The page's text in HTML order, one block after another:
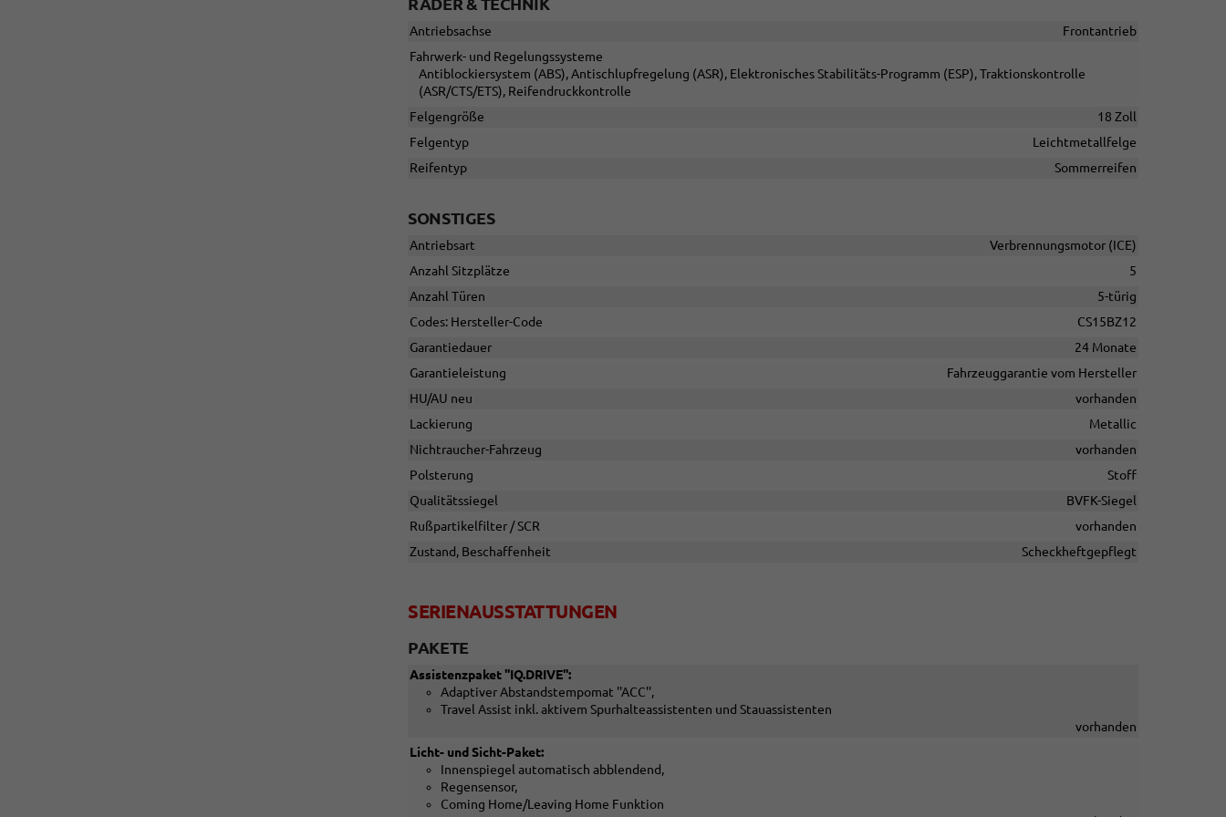
RÄDER & TECHNIK
Antriebsachse
Frontantrieb
Fahrwerk- und Regelungssysteme
Antiblockiersystem (ABS), Antischlupfregelung (ASR), Elektronisches Stabilitäts-Programm (ESP), Traktionskontrolle
(ASR/CTS/ETS), Reifendruckkontrolle
Felgengröße
18 Zoll
Felgentyp
Leichtmetallfelge
Reifentyp
Sommerreifen
SONSTIGES
Antriebsart
Verbrennungsmotor (ICE)
Anzahl Sitzplätze
5
Anzahl Türen
5-türig
Codes: Hersteller-Code
CS15BZ12
Garantiedauer
24 Monate
Garantieleistung
Fahrzeuggarantie vom Hersteller
HU/AU neu
vorhanden
Lackierung
Metallic
Nichtraucher-Fahrzeug
vorhanden
Polsterung
Stoff
Qualitätssiegel
BVFK-Siegel
Rußpartikelfilter / SCR
vorhanden
Zustand, Beschaffenheit
Scheckheftgepflegt
SERIENAUSSTATTUNGEN
PAKETE
Assistenzpaket ''IQ.DRIVE'':
Adaptiver Abstandstempomat ''ACC'',
Travel Assist inkl. aktivem Spurhalteassistenten und Stauassistenten
vorhanden
Licht- und Sicht-Paket:
Innenspiegel automatisch abblendend,
Regensensor,
Coming Home/Leaving Home Funktion